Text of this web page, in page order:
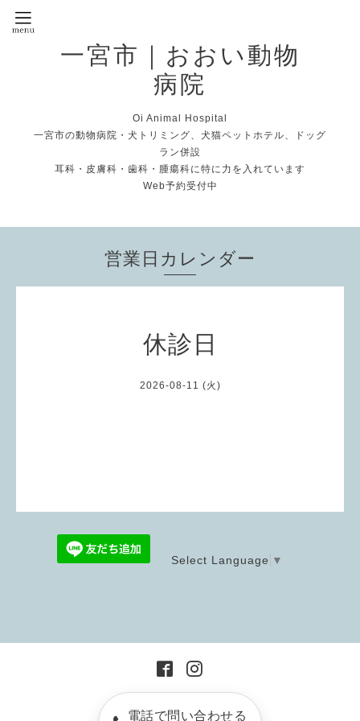
一宮市｜おおい動物
病院
Oi Animal Hospital
一宮市の動物病院・犬トリミング、犬猫ペットホテル、ドッグ
ラン併設
耳科・皮膚科・歯科・腫瘍科に特に力を入れています
Web予約受付中
営業日カレンダー
休診日
2026-08-11 (火)
Select Language ▼
電話で問い合わせる